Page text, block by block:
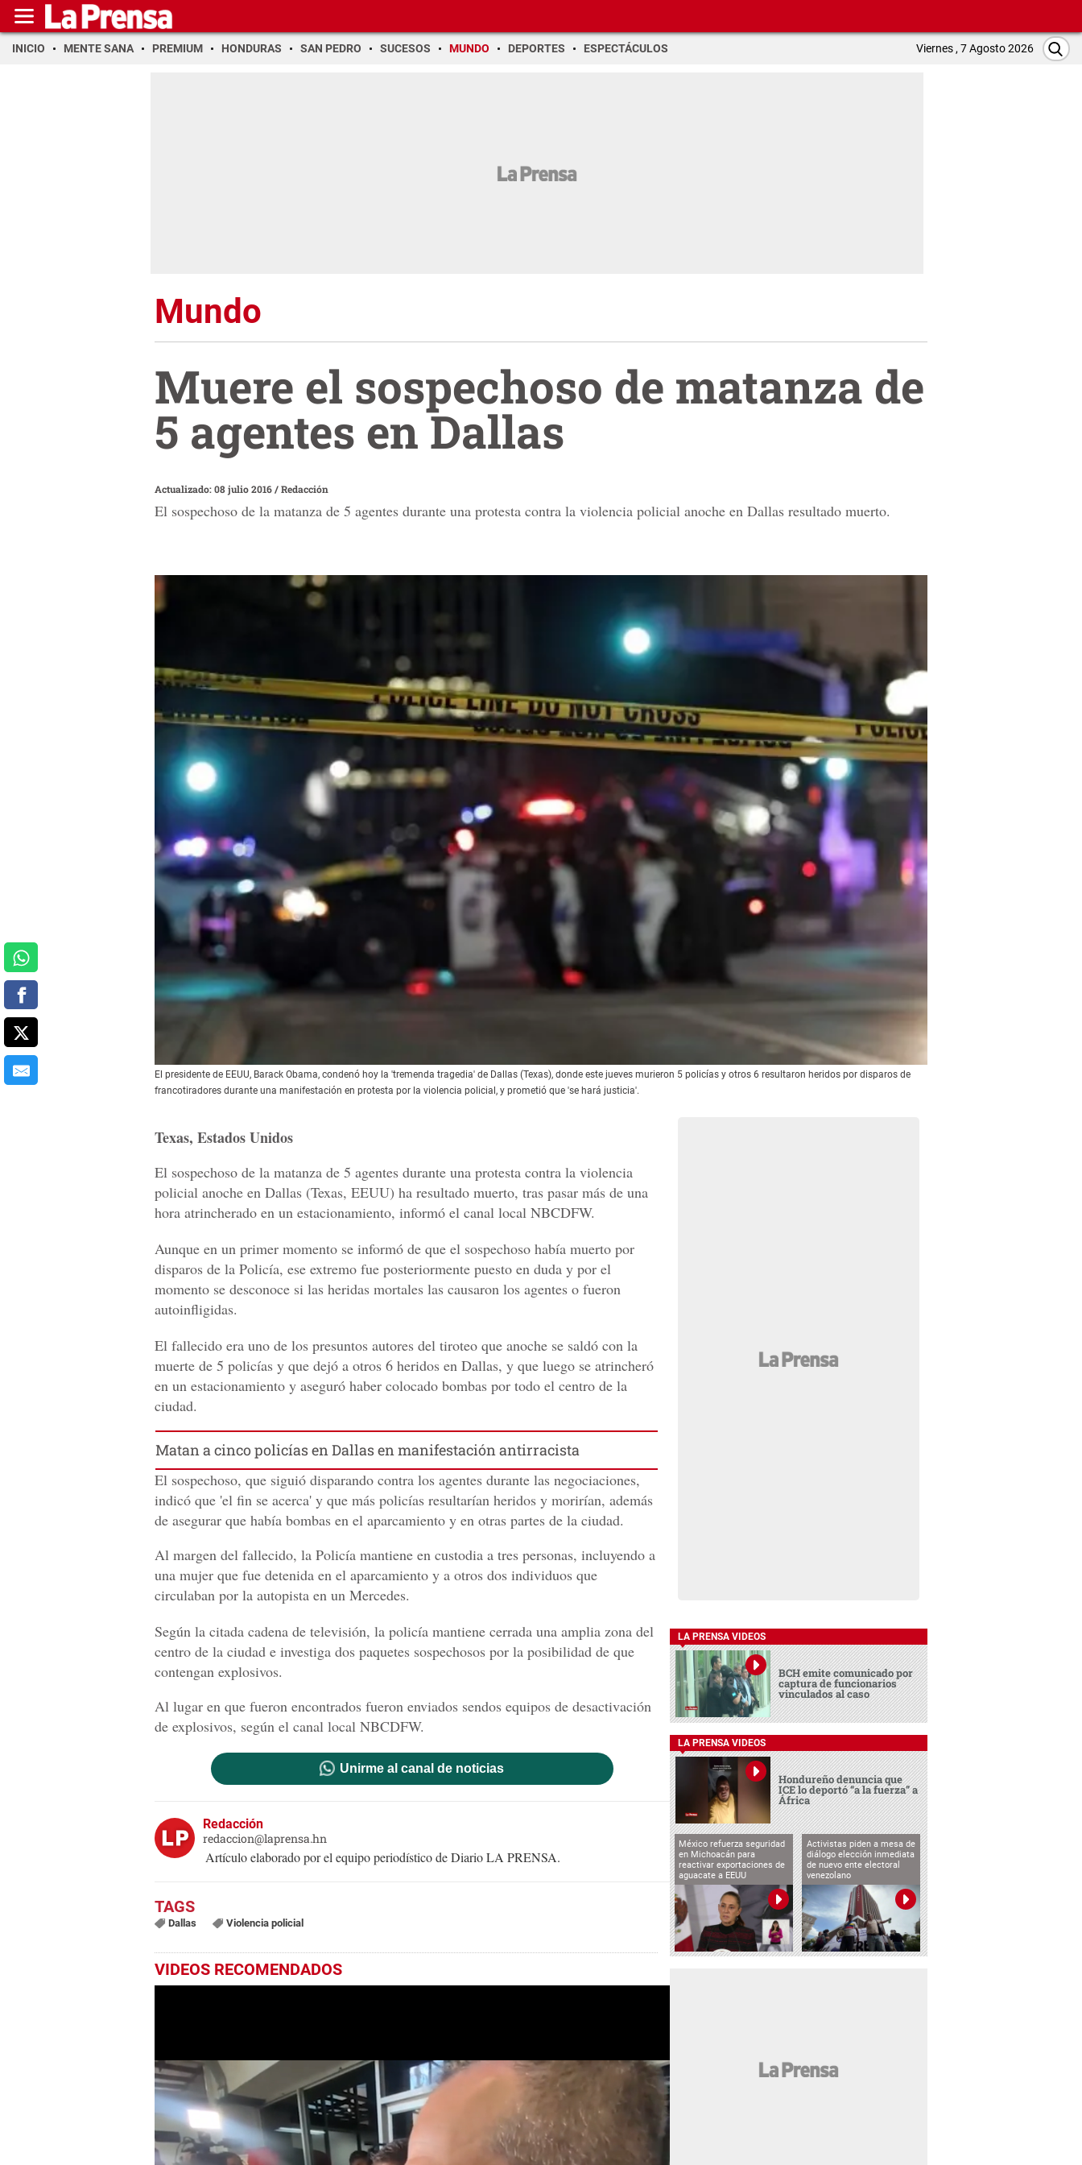
INICIO MENTE SANA PREMIUM HONDURAS SAN PEDRO SUCESOS MUNDO DEPORTES ESPECTÁCULOS Viernes , 7 Agosto 2026
Mundo
Muere el sospechoso de matanza de
5 agentes en Dallas
Actualizado: 08 julio 2016/Redacción
El sospechoso de la matanza de 5 agentes durante una protesta contra la violencia policial anoche en Dallas resultado muerto.
El presidente de EEUU, Barack Obama, condenó hoy la 'tremenda tragedia' de Dallas (Texas), donde este jueves murieron 5 policías y otros 6 resultaron heridos por disparos de
francotiradores durante una manifestación en protesta por la violencia policial, y prometió que 'se hará justicia'.
Texas, Estados Unidos
El sospechoso de la matanza de 5 agentes durante una protesta contra la violencia
policial anoche en Dallas (Texas, EEUU) ha resultado muerto, tras pasar más de una
hora atrincherado en un estacionamiento, informó el canal local NBCDFW.
Aunque en un primer momento se informó de que el sospechoso había muerto por
disparos de la Policía, ese extremo fue posteriormente puesto en duda y por el
momento se desconoce si las heridas mortales las causaron los agentes o fueron
autoinfligidas.
El fallecido era uno de los presuntos autores del tiroteo que anoche se saldó con la
muerte de 5 policías y que dejó a otros 6 heridos en Dallas, y que luego se atrincheró
en un estacionamiento y aseguró haber colocado bombas por todo el centro de la
ciudad.
Matan a cinco policías en Dallas en manifestación antirracista
El sospechoso, que siguió disparando contra los agentes durante las negociaciones,
indicó que 'el fin se acerca' y que más policías resultarían heridos y morirían, además
de asegurar que había bombas en el aparcamiento y en otras partes de la ciudad.
Al margen del fallecido, la Policía mantiene en custodia a tres personas, incluyendo a
una mujer que fue detenida en el aparcamiento y a otros dos individuos que
circulaban por la autopista en un Mercedes.
Según la citada cadena de televisión, la policía mantiene cerrada una amplia zona del
centro de la ciudad e investiga dos paquetes sospechosos por la posibilidad de que
contengan explosivos.
Al lugar en que fueron encontrados fueron enviados sendos equipos de desactivación
de explosivos, según el canal local NBCDFW.
Unirme al canal de noticias
Redacción
redaccion@laprensa.hn
Artículo elaborado por el equipo periodístico de Diario LA PRENSA.
Dallas Violencia policial
VIDEOS RECOMENDADOS
LA PRENSA VIDEOS
BCH emite comunicado por
captura de funcionarios
vinculados al caso
LA PRENSA VIDEOS
Hondureño denuncia que
ICE lo deportó “a la fuerza” a
África
México refuerza seguridad
en Michoacán para
reactivar exportaciones de
aguacate a EEUU
Activistas piden a mesa de
diálogo elección inmediata
de nuevo ente electoral
venezolano